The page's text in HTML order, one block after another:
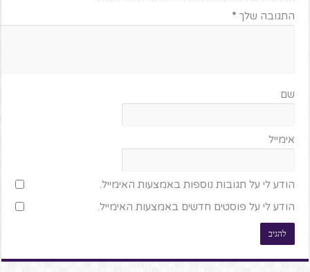
התגובה שלך*
שם
אימייל
הודע לי על תגובות נוספות באמצעות האימייל.
הודע לי על פוסטים חדשים באמצעות האימייל.